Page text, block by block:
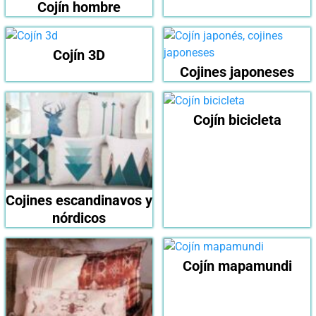
Cojín hombre
Cojín 3D
Cojines japoneses
Cojines escandinavos y
nórdicos
Cojín bicicleta
Cojín mapamundi